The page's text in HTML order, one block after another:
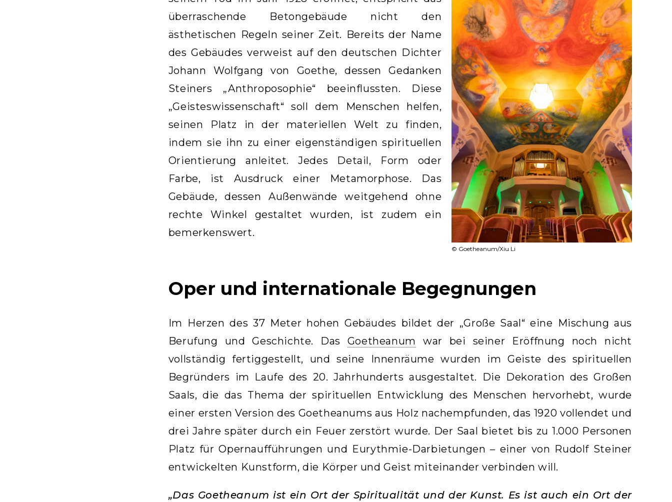
überraschende Betongebäude nicht den
ästhetischen Regeln seiner Zeit. Bereits der Name
des Gebäudes verweist auf den deutschen Dichter
Johann Wolfgang von Goethe, dessen Gedanken
Steiners „Anthroposophie“ beeinflussten. Diese
„Geisteswissenschaft“ soll dem Menschen helfen,
seinen Platz in der materiellen Welt zu finden,
indem sie ihn zu einer eigenständigen spirituellen
Orientierung anleitet. Jedes Detail, Form oder
Farbe, ist Ausdruck einer Metamorphose. Das
Gebäude, dessen Außenwände weitgehend ohne
rechte Winkel gestaltet wurden, ist zudem ein
bemerkenswert.
© Goetheanum/Xiu Li
Oper und internationale Begegnungen
Im Herzen des 37 Meter hohen Gebäudes bildet der „Große Saal“ eine Mischung aus
Berufung und Geschichte. Das Goetheanum war bei seiner Eröffnung noch nicht
vollständig fertiggestellt, und seine Innenräume wurden im Geiste des spirituellen
Begründers im Laufe des 20. Jahrhunderts ausgestaltet. Die Dekoration des Großen
Saals, die das Thema der spirituellen Entwicklung des Menschen hervorhebt, wurde
einer ersten Version des Goetheanums aus Holz nachempfunden, das 1920 vollendet und
drei Jahre später durch ein Feuer zerstört wurde. Der Saal bietet bis zu 1.000 Personen
Platz für Opernaufführungen und Eurythmie-Darbietungen – einer von Rudolf Steiner
entwickelten Kunstform, die Körper und Geist miteinander verbinden will.
„Das Goetheanum ist ein Ort der Spiritualität und der Kunst. Es ist auch ein Ort der